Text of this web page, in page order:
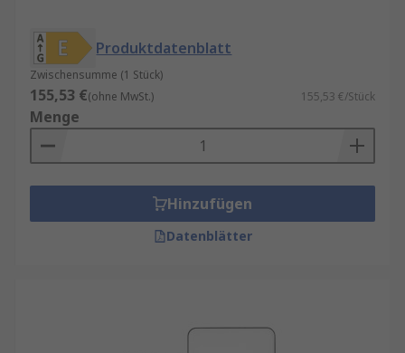
Produktdatenblatt
Zwischensumme (1 Stück)
155,53 €(ohne MwSt.) 155,53 €/Stück
Menge
Hinzufügen
Datenblätter